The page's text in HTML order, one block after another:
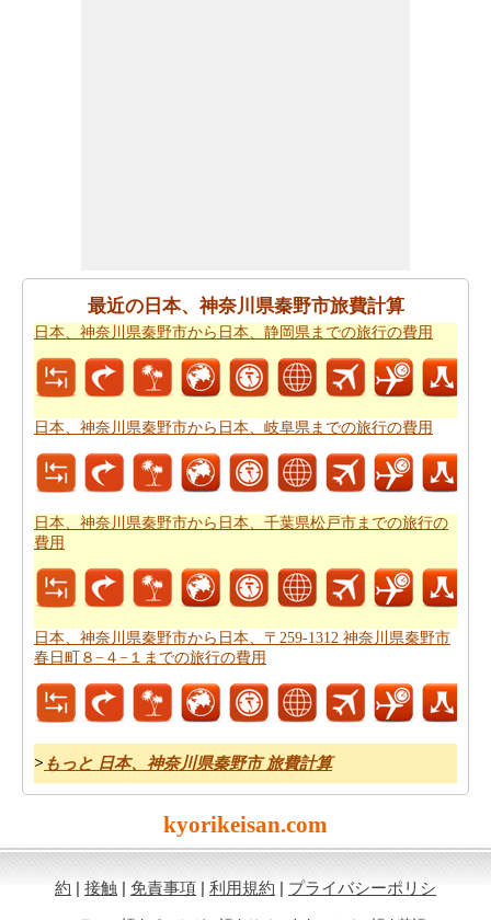
日本、神奈川県秦野市から日本、千葉県松戸市ま
での飛行時間を得ることができます。
あなたは道路で旅行すると停止点やあなたの旅行の途中
可能性を知りたいことを決定した場合、あなたの日本、
神奈川県秦野市から日本、千葉県松戸市までの道路ルー
ることができます。
最近の日本、神奈川県秦野市旅費計算
日本、神奈川県秦野市から日本、静岡県までの旅行の費用
日本、神奈川県秦野市から日本、岐阜県までの旅行の費用
日本、神奈川県秦野市から日本、千葉県松戸市までの旅行の
費用
日本、神奈川県秦野市から日本、〒259-1312 神奈川県秦野市
春日町８−４−１までの旅行の費用
> もっと 日本、神奈川県秦野市 旅費計算
kyorikeisan.com
約 | 接触 | 免責事項 | 利用規約 | プライバシーポリシ